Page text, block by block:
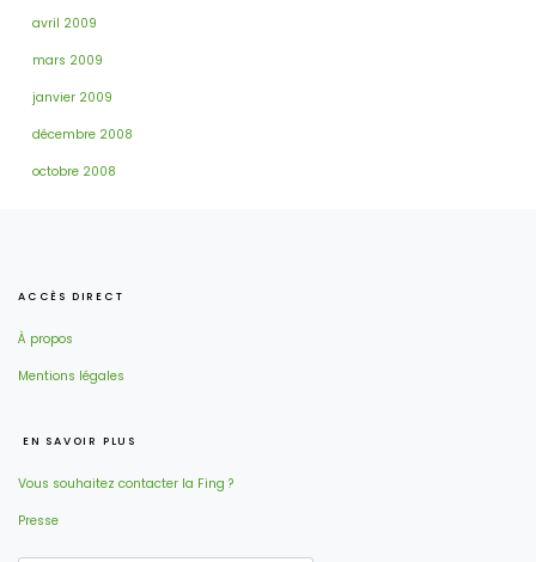
avril 2009
mars 2009
janvier 2009
décembre 2008
octobre 2008
ACCÈS DIRECT
À propos
Mentions légales
EN SAVOIR PLUS
Vous souhaitez contacter la Fing ?
Presse